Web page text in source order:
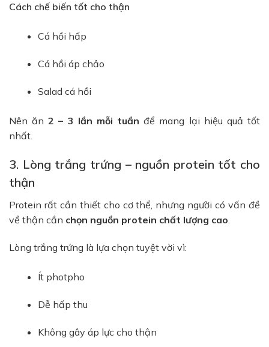
Cách chế biến tốt cho thận
Cá hồi hấp
Cá hồi áp chảo
Salad cá hồi
Nên ăn2 – 3 lần mỗi tuần để mang lại hiệu quả tốt
nhất.
3. Lòng trắng trứng – nguồn protein tốt cho
thận
Protein rất cần thiết cho cơ thể, nhưng người có vấn đề
về thận cần chọn nguồn protein chất lượng cao.
Lòng trắng trứng là lựa chọn tuyệt vời vì:
Ít photpho
Dễ hấp thu
Không gây áp lực cho thận